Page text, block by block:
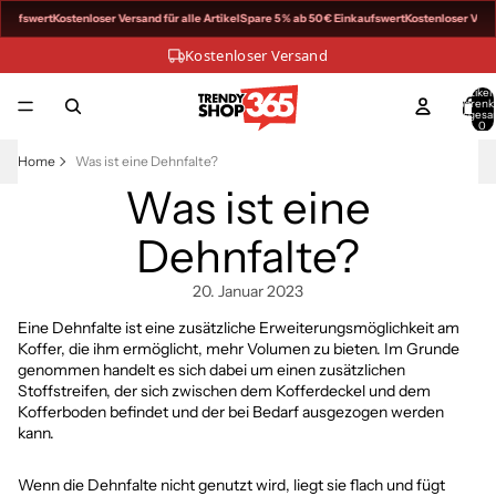
Kostenloser Versand für alle ArtikelSpare 5 % ab 50 € EinkaufswertKostenloser
Kostenloser Versand
Artikel
0
Home Was ist eine Dehnfalte?
Was ist eine
Dehnfalte?
20. Januar 2023
Eine Dehnfalte ist eine zusätzliche Erweiterungsmöglichkeit am
Koffer, die ihm ermöglicht, mehr Volumen zu bieten. Im Grunde
genommen handelt es sich dabei um einen zusätzlichen
Stoffstreifen, der sich zwischen dem Kofferdeckel und dem
Kofferboden befindet und der bei Bedarf ausgezogen werden
kann.
Wenn die Dehnfalte nicht genutzt wird, liegt sie flach und fügt